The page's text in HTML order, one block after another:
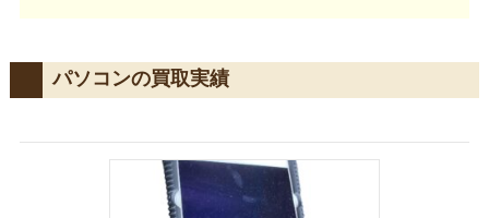
パソコンの買取実績